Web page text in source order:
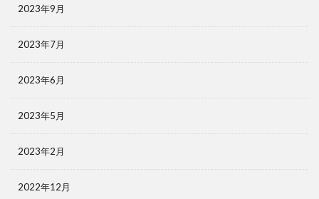
2023年9月
2023年7月
2023年6月
2023年5月
2023年2月
2022年12月